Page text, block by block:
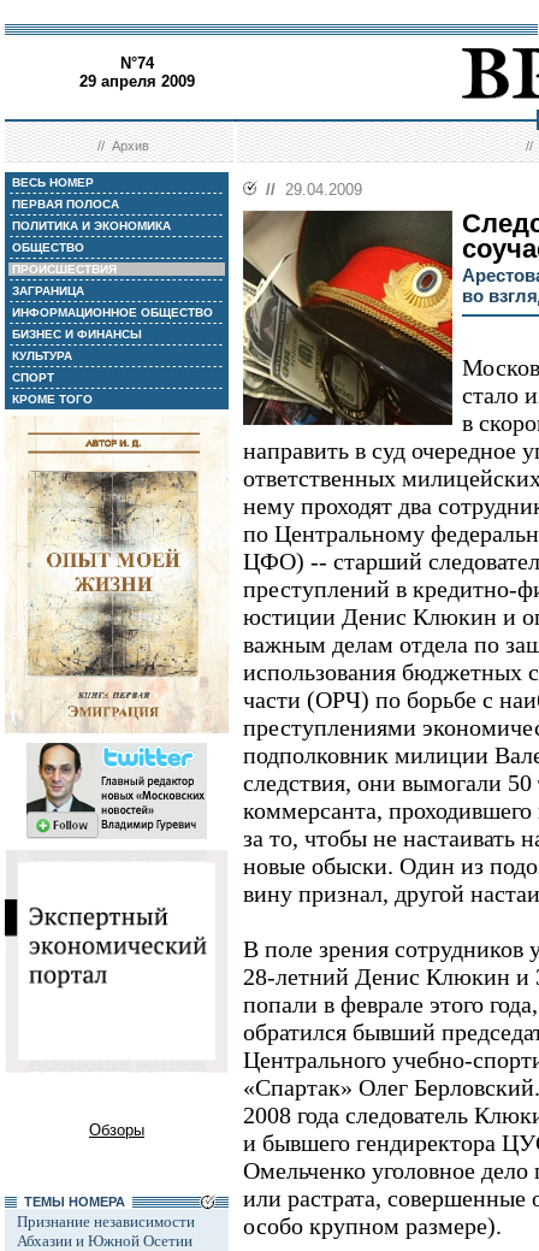
N°74
29 апреля 2009
//Архив //
ВЕСЬ НОМЕР
ПЕРВАЯ ПОЛОСА
ПОЛИТИКА И ЭКОНОМИКА
ОБЩЕСТВО
ПРОИСШЕСТВИЯ
ЗАГРАНИЦА
ИНФОРМАЦИОННОЕ ОБЩЕСТВО
БИЗНЕС И ФИНАНСЫ
КУЛЬТУРА
СПОРТ
КРОМЕ ТОГО
Обзоры
ТЕМЫ НОМЕРА
Признание независимости
Абхазии и Южной Осетии
// 29.04.2009
во
стало
в
направить в суд очередное
ответственных
нему проходят два
по Центральному
ЦФО) -- старший
преступлений в кредитно-
юстиции Денис Клюкин и
важным делам отдела по
использования бюджетных
части (ОРЧ) по борьбе с
преступлениями
подполковник милиции
следствия, они вымогали
коммерсанта,
за то, чтобы не настаивать
новые обыски. Один из
вину признал, другой
В поле зрения
28-летний Денис Клюкин и
попали в феврале этого
обратился бывший
Центрального учебно-
«Спартак» Олег
2008 года следователь
и бывшего гендиректора
Омельченко уголовное
или растрата, совершенные
особо крупном размере).